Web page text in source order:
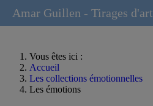
Vous êtes ici :
Accueil
Les collections émotionnelles
Les émotions
Amar Guillen - Tirages d'art